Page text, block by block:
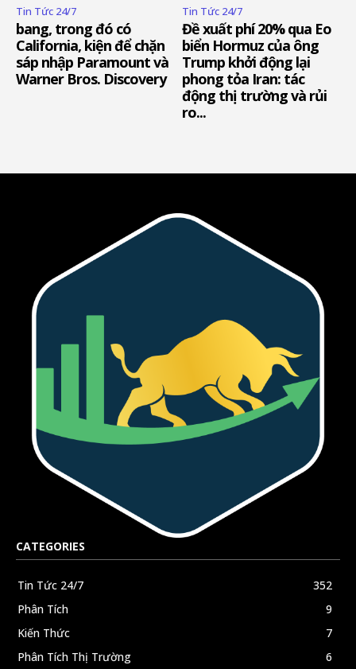
Tin Tức 24/7
bang, trong đó có
California, kiện để chặn
sáp nhập Paramount và
Warner Bros. Discovery
Tin Tức 24/7
Đề xuất phí 20% qua Eo
biển Hormuz của ông
Trump khởi động lại
phong tỏa Iran: tác
động thị trường và rủi
ro...
CATEGORIES
Tin Tức 24/7
352
Phân Tích
9
Kiến Thức
7
Phân Tích Thị Trường
6